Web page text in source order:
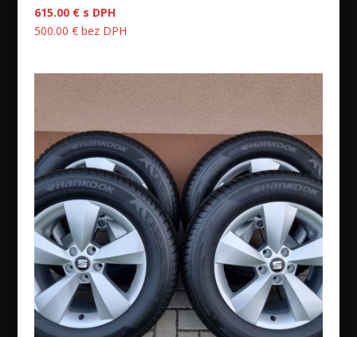
615.00 €s DPH
500.00 € bez DPH